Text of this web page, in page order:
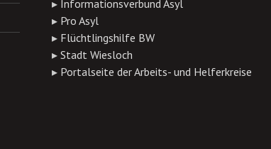
▸ Informationsverbund Asyl
▸ Pro Asyl
▸ Flüchtlingshilfe BW
▸Stadt Wiesloch
▸ Portalseite der Arbeits- und Helferkreise